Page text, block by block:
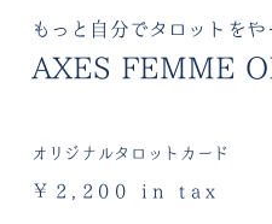
もっと自分でタロットを
AXES FEMME
オリジナルタロットカード
￥2,200 in tax